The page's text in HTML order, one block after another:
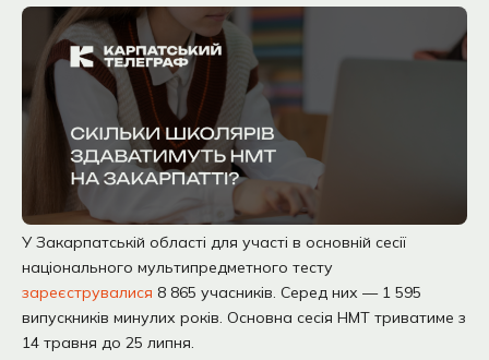
У Закарпатській області для участі в основній сесії
національного мультипредметного тесту
зареєструвалися 8 865 учасників. Серед них — 1 595
випускників минулих років. Основна сесія НМТ триватиме з
14 травня до 25 липня.